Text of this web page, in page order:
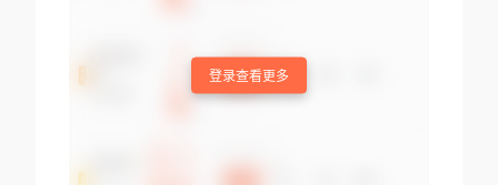
登录查看更多